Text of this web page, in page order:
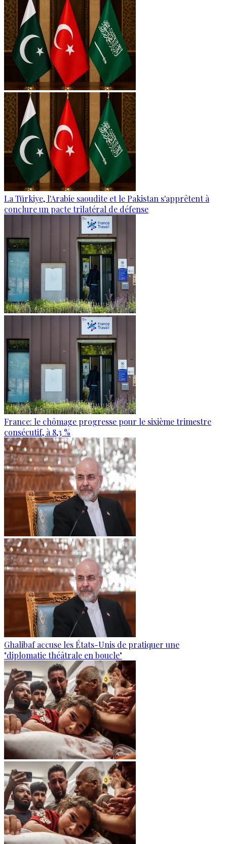
La Türkiye, l'Arabie saoudite et le Pakistan s'apprêtent à
conclure un pacte trilatéral de défense
France: le chômage progresse pour le sixième trimestre
consécutif, à 8,3 %
Ghalibaf accuse les États-Unis de pratiquer une
"diplomatie théâtrale en boucle"